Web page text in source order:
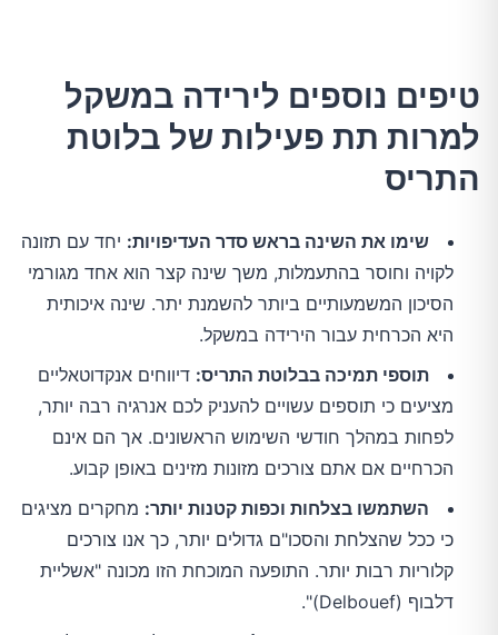
טיפים נוספים לירידה במשקל
למרות תת פעילות של בלוטת
התריס
שימו את השינה בראש סדר העדיפויות: יחד עם תזונה
לקויה וחוסר בהתעמלות, משך שינה קצר הוא אחד מגורמי
הסיכון המשמעותיים ביותר להשמנת יתר. שינה איכותית
היא הכרחית עבור הירידה במשקל.
תוספי תמיכה בבלוטת התריס: דיווחים אנקדוטאליים
מציעים כי תוספים עשויים להעניק לכם אנרגיה רבה יותר,
לפחות במהלך חודשי השימוש הראשונים. אך הם אינם
הכרחיים אם אתם צורכים מזונות מזינים באופן קבוע.
השתמשו בצלחות וכפות קטנות יותר: מחקרים מציגים
כי ככל שהצלחת והסכו"ם גדולים יותר, כך אנו צורכים
קלוריות רבות יותר. התופעה המוכחת הזו מכונה "אשליית
דלבוף (Delbouef)".